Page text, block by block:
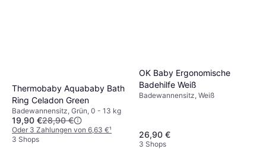
Thermobaby Aquababy Bath
Ring Celadon Green
Badewannensitz, Grün, 0 - 13 kg
19,90 €28,90 €
Oder 3 Zahlungen von 6,63 €¹
3 Shops
OK Baby Ergonomische
Badehilfe Weiß
Badewannensitz, Weiß
26,90 €
3 Shops